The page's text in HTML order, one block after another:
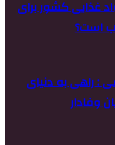
غذایی کشور برای
است؟
: راهی به دنیای
وفادار